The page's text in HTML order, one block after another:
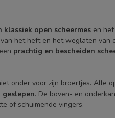
open scheermes en het
het heft en het weglaten van
prachtig en bescheiden
onder voor zijn broertjes. Alle
geslepen. De boven- en
of schuimende vingers.